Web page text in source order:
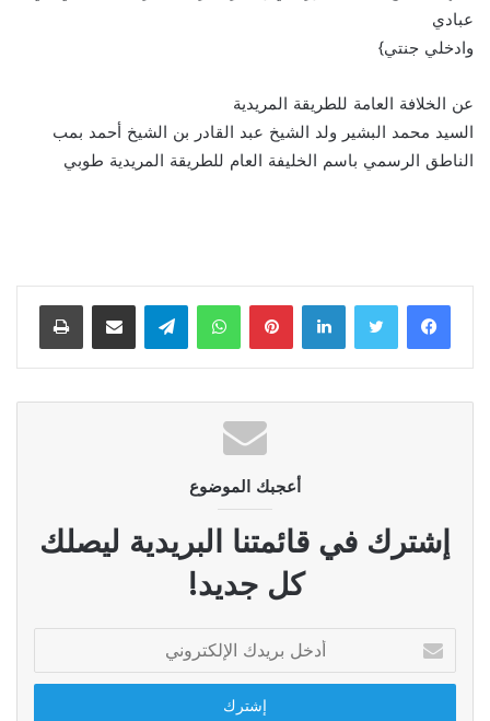
عبادي
وادخلي جنتي}
عن الخلافة العامة للطریقة المریدیة
السید محمد البشیر ولد الشیخ عبد القادر بن الشیخ أحمد بمب
الناطق الرسمي باسم الخلیفة العام للطريقة المريدية طوبي
لينكدإن بينتيريستواتساب تيلقرام مشاركة عبر البريد طباعة
أعجبك الموضوع
إشترك في قائمتنا البريدية ليصلك
كل جديد!
بريدك
الإلكتروني